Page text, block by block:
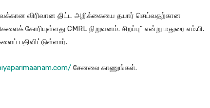
விரிவான திட்ட அறிக்கையை தயார் செய்வதற்கான
கோரியுள்ளது CMRL நிறுவனம். சிறப்பு” என்று மதுரை எம்.பி.
பதிவிட்டுள்ளார்.
சேனலை காணுங்கள்.